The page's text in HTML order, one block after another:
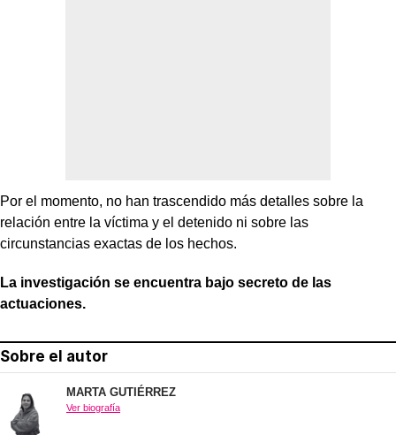
Por el momento, no han trascendido más detalles sobre la
relación entre la víctima y el detenido ni sobre las
circunstancias exactas de los hechos.
La investigación se encuentra bajo secreto de las
actuaciones.
Sobre el autor
MARTA GUTIÉRREZ
Ver biografía